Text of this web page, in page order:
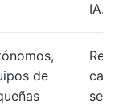
IA.
de